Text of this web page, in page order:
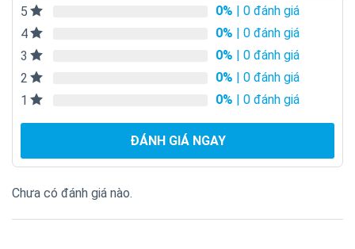
5 0% | 0 đánh giá
4
0% | 0 đánh giá
3
0% | 0 đánh giá
2
0% | 0 đánh giá
1
0% | 0 đánh giá
ĐÁNH GIÁ NGAY
Chưa có đánh giá nào.